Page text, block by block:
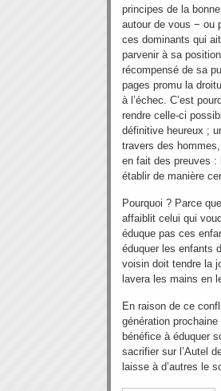
principes de la
autour de vous − ou
ces dominants qui
parvenir à sa
récompensé de sa
pages promu la
à l’échec. C’est
rendre celle-ci
définitive heureux ;
travers des
en fait des preuves :
établir de manière
Pourquoi ? Parce
affaiblit celui qui
éduque pas ces
éduquer les enfants
voisin doit tendre la
lavera les mains en
En raison de ce
génération
bénéfice à éduquer
sacrifier sur l’Autel
laisse à d’autres le